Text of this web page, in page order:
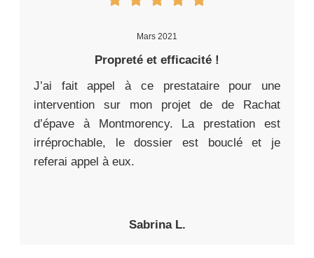
Mars 2021
Propreté et efficacité !
J’ai fait appel à ce prestataire pour une
intervention sur mon projet de de Rachat
d’épave à Montmorency. La prestation est
irréprochable, le dossier est bouclé et je
referai appel à eux.
Sabrina L.